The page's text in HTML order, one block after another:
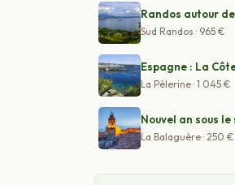
Sud Randos · 965 €
La Pèlerine · 1 045 €
La Balaguère · 250 €